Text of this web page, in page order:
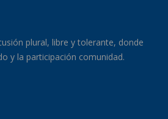
plural, libre y tolerante, donde
y la participación comunidad.